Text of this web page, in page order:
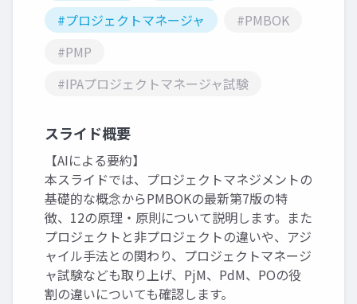
#プロジェクトマネージャ
#PMBOK
#PMP
#IPAプロジェクトマネージャ試験
スライド概要
【AIによる要約】
本スライドでは、プロジェクトマネジメントの
基礎的な概念からPMBOKの最新第7版の特
徴、12の原理・原則について説明します。また
プロジェクトと非プロジェクトの違いや、アジ
ャイル手法との関わり、プロジェクトマネージ
ャ試験なども取り上げ、PjM、PdM、POの役
割の違いについても確認します。